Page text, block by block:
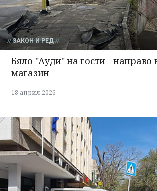
ЗАКОН И РЕД
Бяло "Ауди" на гости - направо
магазин
18 април 2026